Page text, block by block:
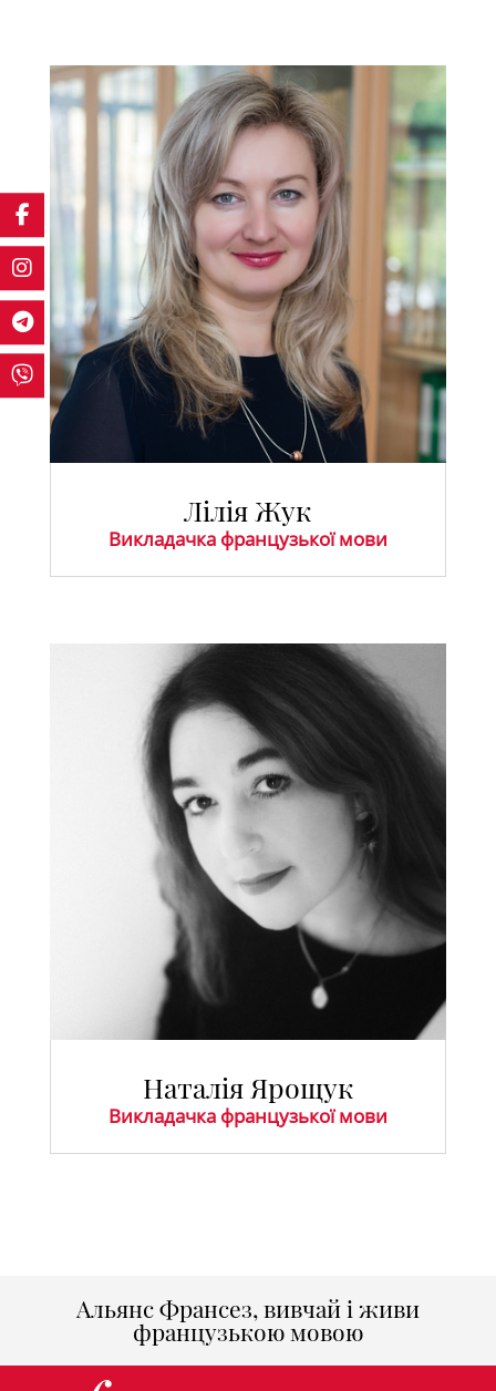
Лілія Жук
Викладачка французької мови
Наталія Ярощук
Викладачка французької мови
Альянс Франсез, вивчай і живи
французькою мовою